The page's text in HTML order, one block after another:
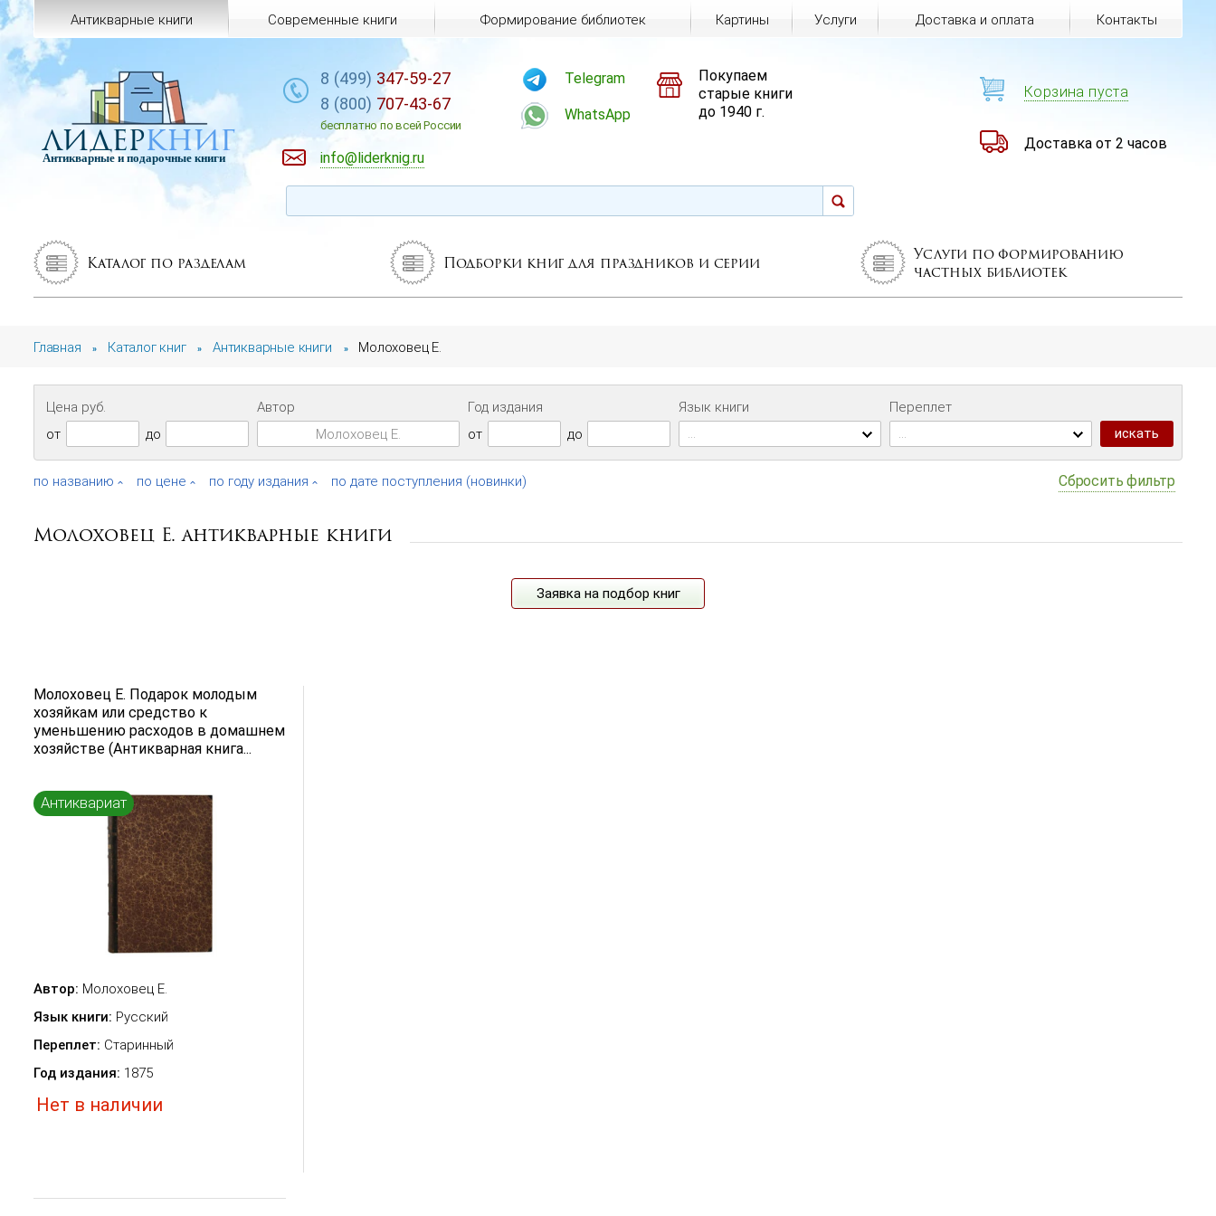
Каталог по разделам Подборки книг для праздников и серии
Услуги по формированию
частных библиотек
Главная » Каталог книг » Антикварные книги » Молоховец Е.
Цена руб.
от
до
Автор
Год издания
от
до
Язык книги
...
Переплет
...
по названию по цене по году издания по дате поступления (новинки) Сбросить фильтр
Молоховец Е. антикварные книги
Заявка на подбор книг
Молоховец Е. Подарок молодым
хозяйкам или средство к
уменьшению расходов в домашнем
хозяйстве (Антикварная книга...
Антиквариат
Автор: Молоховец Е.
Язык книги: Русский
Переплет: Старинный
Год издания: 1875
Нет в наличии
Антикварные книги Современные книги Формирование библиотек Картины Услуги Доставка и оплата Контакты
лидеркниг
Антикварные и подарочные книги
8 (499) 347-59-27
8 (800) 707-43-67
бесплатно по всей России
info@liderknig.ru
Telegram
WhatsApp
Покупаем
старые книги
до 1940 г.
Корзина пуста
Доставка от 2 часов